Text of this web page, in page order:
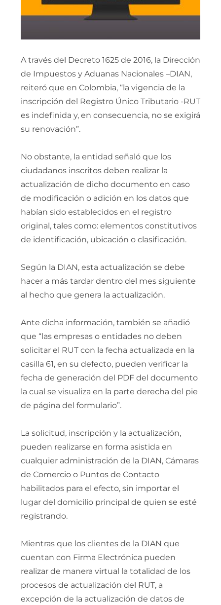
A través del Decreto 1625 de 2016, la Dirección
de Impuestos y Aduanas Nacionales –DIAN,
reiteró que en Colombia, “la vigencia de la
inscripción del Registro Único Tributario -RUT
es indefinida y, en consecuencia, no se exigirá
su renovación”.
No obstante, la entidad señaló que los
ciudadanos inscritos deben realizar la
actualización de dicho documento en caso
de modificación o adición en los datos que
habían sido establecidos en el registro
original, tales como: elementos constitutivos
de identificación, ubicación o clasificación.
Según la DIAN, esta actualización se debe
hacer a más tardar dentro del mes siguiente
al hecho que genera la actualización.
Ante dicha información, también se añadió
que “las empresas o entidades no deben
solicitar el RUT con la fecha actualizada en la
casilla 61, en su defecto, pueden verificar la
fecha de generación del PDF del documento
la cual se visualiza en la parte derecha del pie
de página del formulario”.
La solicitud, inscripción y la actualización,
pueden realizarse en forma asistida en
cualquier administración de la DIAN, Cámaras
de Comercio o Puntos de Contacto
habilitados para el efecto, sin importar el
lugar del domicilio principal de quien se esté
registrando.
Mientras que los clientes de la DIAN que
cuentan con Firma Electrónica pueden
realizar de manera virtual la totalidad de los
procesos de actualización del RUT, a
excepción de la actualización de datos de